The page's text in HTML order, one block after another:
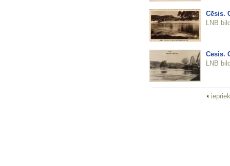
Cēsis.
LNB
Cēsis.
LNB